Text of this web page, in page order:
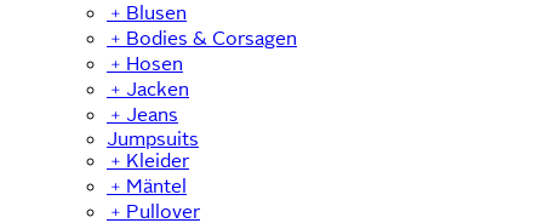
﹢ Blusen
﹢ Bodies & Corsagen
﹢ Hosen
﹢ Jacken
﹢ Jeans
Jumpsuits
﹢ Kleider
﹢ Mäntel
﹢ Pullover